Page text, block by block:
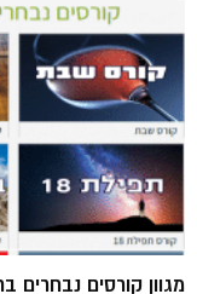
מגוון קורסים